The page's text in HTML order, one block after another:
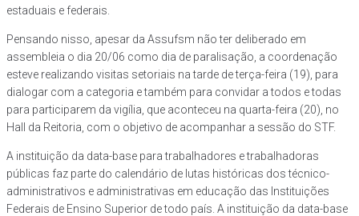
estaduais e federais.
Pensando nisso, apesar da Assufsm não ter deliberado em
assembleia o dia 20/06 como dia de paralisação, a coordenação
esteve realizando visitas setoriais na tarde de terça-feira (19), para
dialogar com a categoria e também para convidar a todos e todas
para participarem da vigília, que aconteceu na quarta-feira (20), no
Hall da Reitoria, com o objetivo de acompanhar a sessão do STF.
A instituição da data-base para trabalhadores e trabalhadoras
públicas faz parte do calendário de lutas históricas dos técnico-
administrativos e administrativas em educação das Instituições
Federais de Ensino Superior de todo país. A instituição da data-base